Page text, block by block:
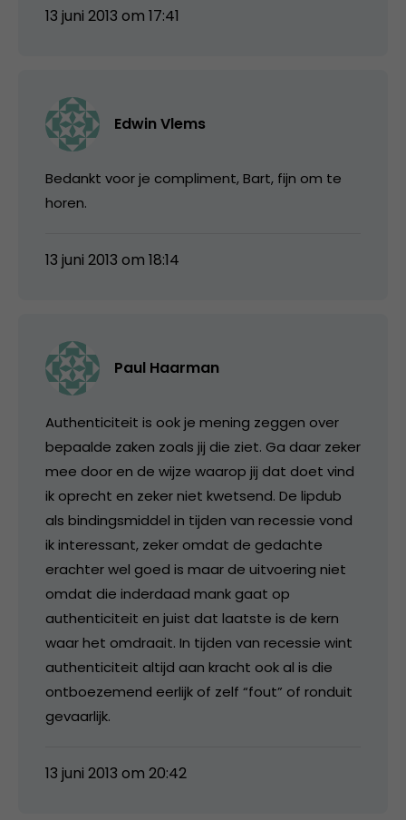
13 juni 2013 om 17:41
Edwin Vlems
Bedankt voor je compliment, Bart, fijn om te
horen.
13 juni 2013 om 18:14
Paul Haarman
Authenticiteit is ook je mening zeggen over
bepaalde zaken zoals jij die ziet. Ga daar zeker
mee door en de wijze waarop jij dat doet vind
ik oprecht en zeker niet kwetsend. De lipdub
als bindingsmiddel in tijden van recessie vond
ik interessant, zeker omdat de gedachte
erachter wel goed is maar de uitvoering niet
omdat die inderdaad mank gaat op
authenticiteit en juist dat laatste is de kern
waar het omdraait. In tijden van recessie wint
authenticiteit altijd aan kracht ook al is die
ontboezemend eerlijk of zelf “fout” of ronduit
gevaarlijk.
13 juni 2013 om 20:42